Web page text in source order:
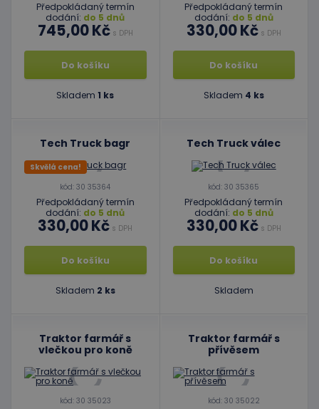
Předpokládaný termín
dodání: do 5 dnů
745,00 Kčs DPH
Do košíku
Skladem 1 ks
Předpokládaný termín
dodání: do 5 dnů
330,00 Kčs DPH
Do košíku
Skladem 4 ks
Tech Truck bagr
Skvělá cena!
kód: 30 35364
Předpokládaný termín
dodání: do 5 dnů
330,00 Kč s DPH
Do košíku
Skladem 2 ks
Tech Truck válec
kód: 30 35365
Předpokládaný termín
dodání: do 5 dnů
330,00 Kčs DPH
Do košíku
Skladem
Traktor farmář s
vlečkou pro koně
kód: 30 35023
Traktor farmář s
přívěsem
kód: 30 35022